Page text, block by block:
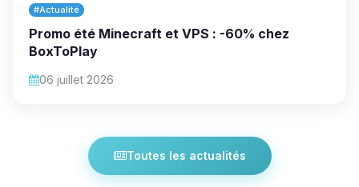
#Actualité
Promo été Minecraft et VPS : -60% chez
BoxToPlay
06 juillet 2026
Toutes les actualités